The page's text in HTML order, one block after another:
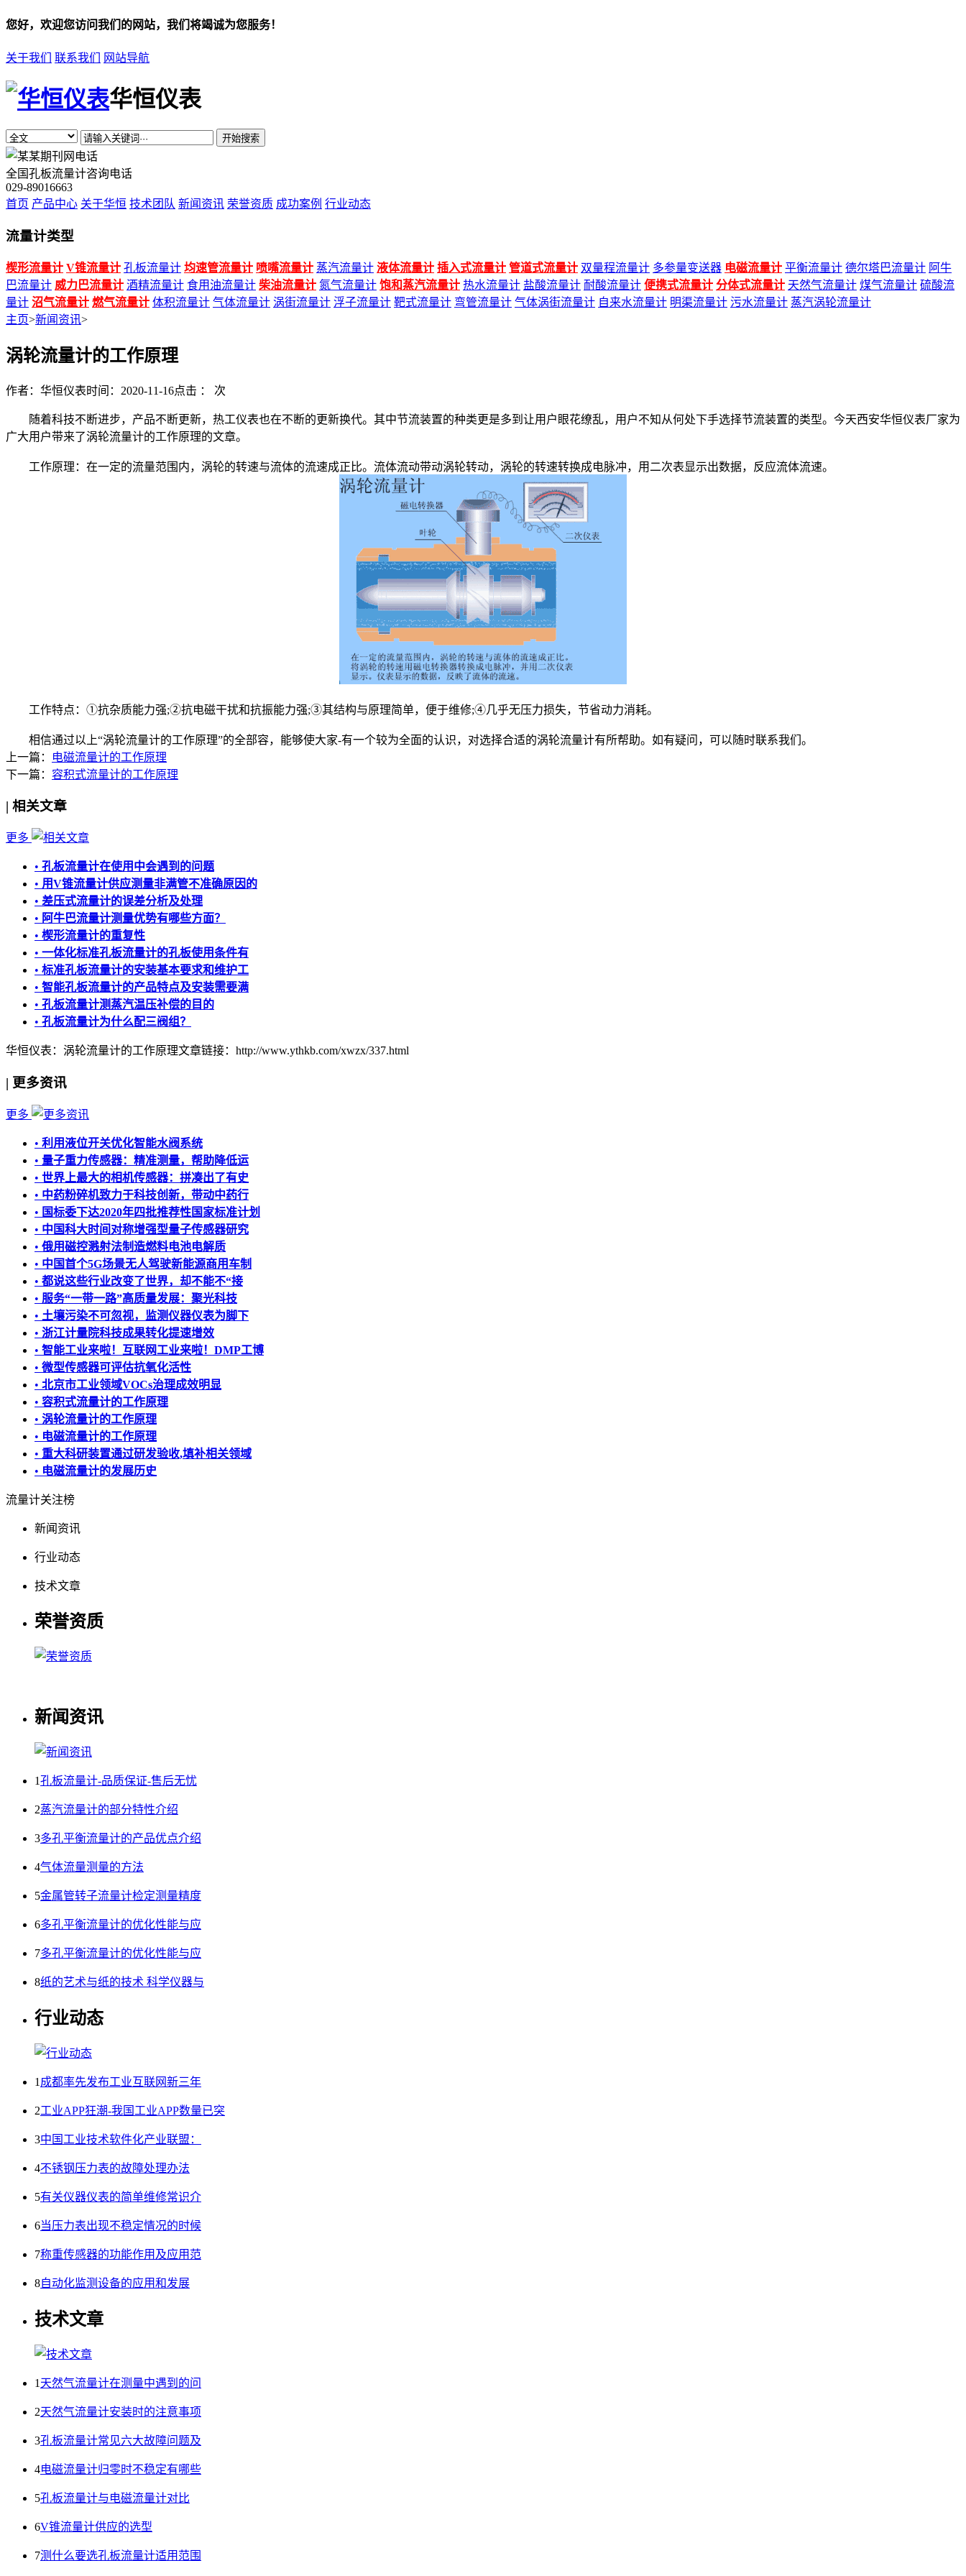
您好，欢迎您访问我们的网站，我们将竭诚为您服务！
关于我们 联系我们 网站导航
华恒仪表
开始搜索
全国孔板流量计咨询电话
029-89016663
首页 产品中心 关于华恒 技术团队 新闻资讯 荣誉资质 成功案例 行业动态
流量计类型
楔形流量计 V锥流量计 孔板流量计 均速管流量计 喷嘴流量计 蒸汽流量计 液体流量计 插入式流量计 管道式流量计 双量程流量计 多参量变送器 电磁流量计 平衡流量计 德尔塔巴流量计 阿牛
巴流量计 威力巴流量计 酒精流量计 食用油流量计 柴油流量计 氮气流量计 饱和蒸汽流量计 热水流量计 盐酸流量计 耐酸流量计 便携式流量计 分体式流量计 天然气流量计 煤气流量计 硫酸流
量计 沼气流量计 燃气流量计 体积流量计 气体流量计 涡街流量计 浮子流量计 靶式流量计 弯管流量计 气体涡街流量计 自来水流量计 明渠流量计 污水流量计 蒸汽涡轮流量计
主页>新闻资讯>
涡轮流量计的工作原理
作者：华恒仪表时间：2020-11-16点击 ： 次
随着科技不断进步，产品不断更新，热工仪表也在不断的更新换代。其中节流装置的种类更是多到让用户眼花缭乱，用户不知从何处下手选择节流装置的类型。今天西安华恒仪表厂家为
广大用户带来了涡轮流量计的工作原理的文章。
工作原理：在一定的流量范围内，涡轮的转速与流体的流速成正比。流体流动带动涡轮转动，涡轮的转速转换成电脉冲，用二次表显示出数据，反应流体流速。
工作特点：①抗杂质能力强;②抗电磁干扰和抗振能力强;③其结构与原理简单，便于维修;④几乎无压力损失，节省动力消耗。
相信通过以上“涡轮流量计的工作原理”的全部容，能够使大家-有一个较为全面的认识，对选择合适的涡轮流量计有所帮助。如有疑问，可以随时联系我们。
上一篇：
电磁流量计的工作原理
下一篇： 容积式流量计的工作原理
| 相关文章
更多
• 孔板流量计在使用中会遇到的问题
• 用V锥流量计供应测量非满管不准确原因的
• 差压式流量计的误差分析及处理
• 阿牛巴流量计测量优势有哪些方面？
• 楔形流量计的重复性
• 一体化标准孔板流量计的孔板使用条件有
• 标准孔板流量计的安装基本要求和维护工
• 智能孔板流量计的产品特点及安装需要满
• 孔板流量计测蒸汽温压补偿的目的
• 孔板流量计为什么配三阀组？
华恒仪表：涡轮流量计的工作原理文章链接：http://www.ythkb.com/xwzx/337.html
| 更多资讯
更多
• 利用液位开关优化智能水阀系统
• 量子重力传感器：精准测量，帮助降低运
• 世界上最大的相机传感器：拼凑出了有史
• 中药粉碎机致力于科技创新，带动中药行
• 国标委下达2020年四批推荐性国家标准计划
• 中国科大时间对称增强型量子传感器研究
• 俄用磁控溅射法制造燃料电池电解质
• 中国首个5G场景无人驾驶新能源商用车制
• 都说这些行业改变了世界，却不能不“接
• 服务“一带一路”高质量发展：聚光科技
• 土壤污染不可忽视，监测仪器仪表为脚下
• 浙江计量院科技成果转化提速增效
• 智能工业来啦！互联网工业来啦！DMP工博
• 微型传感器可评估抗氧化活性
• 北京市工业领域VOCs治理成效明显
• 容积式流量计的工作原理
• 涡轮流量计的工作原理
• 电磁流量计的工作原理
• 重大科研装置通过研发验收,填补相关领域
• 电磁流量计的发展历史
流量计关注榜
新闻资讯
行业动态
技术文章
荣誉资质
新闻资讯
1孔板流量计-品质保证-售后无忧
2蒸汽流量计的部分特性介绍
3多孔平衡流量计的产品优点介绍
4气体流量测量的方法
5金属管转子流量计检定测量精度
6多孔平衡流量计的优化性能与应
7多孔平衡流量计的优化性能与应
8纸的艺术与纸的技术 科学仪器与
行业动态
1 成都率先发布工业互联网新三年
2工业APP狂潮-我国工业APP数量已突
3中国工业技术软件化产业联盟：
4不锈钢压力表的故障处理办法
5有关仪器仪表的简单维修常识介
6当压力表出现不稳定情况的时候
7称重传感器的功能作用及应用范
8自动化监测设备的应用和发展
技术文章
1 天然气流量计在测量中遇到的问
2天然气流量计安装时的注意事项
3孔板流量计常见六大故障问题及
4电磁流量计归零时不稳定有哪些
5孔板流量计与电磁流量计对比
6V锥流量计供应的选型
7测什么要选孔板流量计适用范围